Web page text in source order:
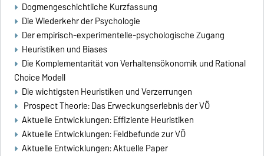
Dogmengeschichtliche Kurzfassung
Die Wiederkehr der Psychologie
Der empirisch-experimentelle-psychologische Zugang
Heuristiken und Biases
Die Komplementarität von Verhaltensökonomik und Rational
Choice Modell
Die wichtigsten Heuristiken und Verzerrungen
Prospect Theorie: Das Erweckungserlebnis der VÖ
Aktuelle Entwicklungen: Effiziente Heuristiken
Aktuelle Entwicklungen: Feldbefunde zur VÖ
Aktuelle Entwicklungen: Aktuelle Paper